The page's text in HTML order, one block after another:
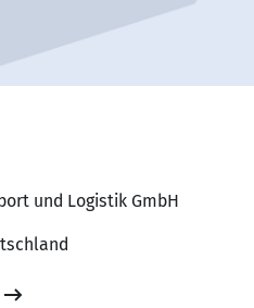
und Logistik GmbH